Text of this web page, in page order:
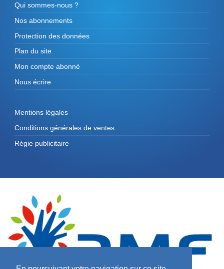
Qui sommes-nous ?
Nos abonnements
Protection des données
Plan du site
Mon compte abonné
Nous écrire
Mentions légales
Conditions générales de ventes
Régie publicitaire